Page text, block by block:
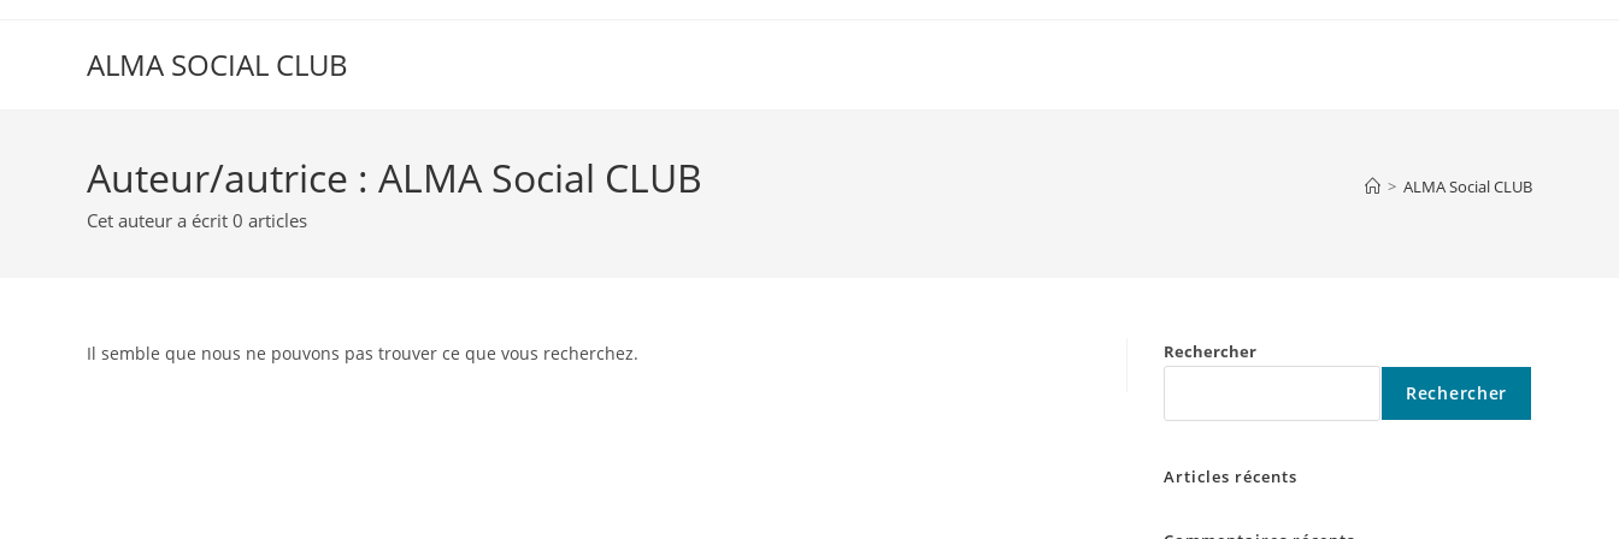
ALMA SOCIAL CLUB
Auteur/autrice : ALMA Social CLUB
Cet auteur a écrit 0 articles
> ALMA Social CLUB
Il semble que nous ne pouvons pas trouver ce que vous recherchez. Rechercher
Rechercher
Articles récents